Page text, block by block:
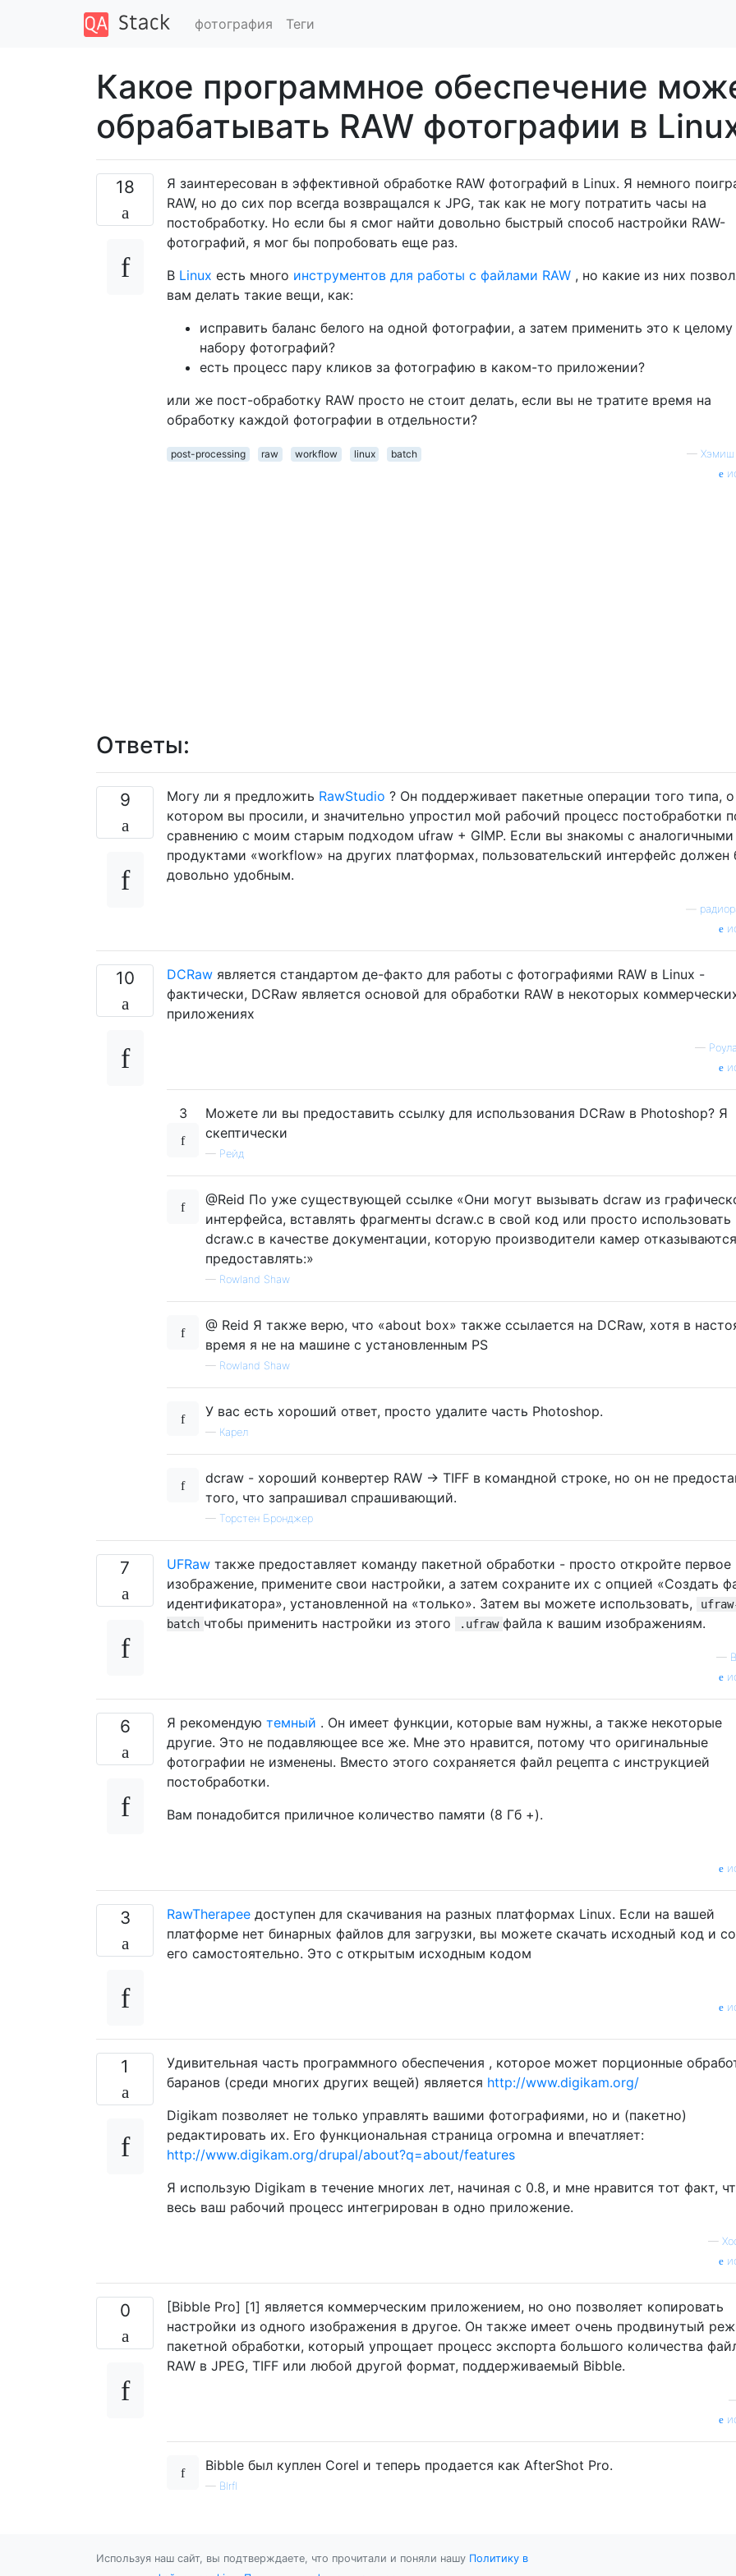
фотография Теги
Какое программное обеспечение
обрабатывать RAW фотографии в
18
Я заинтересован в эффективной обработке RAW фотографий в Linux. Я немного
RAW, но до сих пор всегда возвращался к JPG, так как не могу потратить часы на
постобработку. Но если бы я смог найти довольно быстрый способ настройки RAW-
фотографий, я мог бы попробовать еще раз.
В Linux есть много инструментов для работы с файлами RAW , но какие из них
вам делать такие вещи, как:
исправить баланс белого на одной фотографии, а затем применить это к целому
набору фотографий?
есть процесс пару кликов за фотографию в каком-то приложении?
или же пост-обработку RAW просто не стоит делать, если вы не тратите время на
обработку каждой фотографии в отдельности?
post-processing raw workflow linux batch — Хэмиш
Ответы:
9 Могу ли я предложить RawStudio ? Он поддерживает пакетные операции того типа, о
котором вы просили, и значительно упростил мой рабочий процесс постобработки
сравнению с моим старым подходом ufraw + GIMP. Если вы знакомы с аналогичными
продуктами «workflow» на других платформах, пользовательский интерфейс должен
довольно удобным.
10 DCRaw является стандартом де-факто для работы с фотографиями RAW в Linux -
фактически, DCRaw является основой для обработки RAW в некоторых
приложениях
—
3
Можете ли вы предоставить ссылку для использования DCRaw в Photoshop? Я
скептически
— Рейд
@Reid По уже существующей ссылке «Они могут вызывать dcraw из
интерфейса, вставлять фрагменты dcraw.c в свой код или просто использовать
dcraw.c в качестве документации, которую производители камер отказываются
предоставлять:»
— Rowland Shaw
@ Reid Я также верю, что «about box» также ссылается на DCRaw, хотя в
время я не на машине с установленным PS
— Rowland Shaw
У вас есть хороший ответ, просто удалите часть Photoshop.
— Карел
dcraw - хороший конвертер RAW -> TIFF в командной строке, но он не
того, что запрашивал спрашивающий.
— Торстен Бронджер
7 UFRaw также предоставляет команду пакетной обработки - просто откройте первое
изображение, примените свои настройки, а затем сохраните их с опцией «Создать
идентификатора», установленной на «только». Затем вы можете использовать,
batch чтобы применить настройки из этого .ufraw файла к вашим изображениям.
—
6 Я рекомендую темный . Он имеет функции, которые вам нужны, а также некоторые
другие. Это не подавляющее все же. Мне это нравится, потому что оригинальные
фотографии не изменены. Вместо этого сохраняется файл рецепта с инструкцией
постобработки.
Вам понадобится приличное количество памяти (8 Гб +).
3 RawTherapee доступен для скачивания на разных платформах Linux. Если на вашей
платформе нет бинарных файлов для загрузки, вы можете скачать исходный код и
его самостоятельно. Это с открытым исходным кодом
1
Удивительная часть программного обеспечения , которое может порционные
баранов (среди многих других вещей) является http://www.digikam.org/
Digikam позволяет не только управлять вашими фотографиями, но и (пакетно)
редактировать их. Его функциональная страница огромна и впечатляет:
http://www.digikam.org/drupal/about?q=about/features
Я использую Digikam в течение многих лет, начиная с 0.8, и мне нравится тот факт,
весь ваш рабочий процесс интегрирован в одно приложение.
—
0
[Bibble Pro] [1] является коммерческим приложением, но оно позволяет копировать
настройки из одного изображения в другое. Он также имеет очень продвинутый
пакетной обработки, который упрощает процесс экспорта большого количества
RAW в JPEG, TIFF или любой другой формат, поддерживаемый Bibble.
Bibble был куплен Corel и теперь продается как AfterShot Pro.
— Blrfl
Используя наш сайт, вы подтверждаете, что прочитали и поняли нашу Политику в